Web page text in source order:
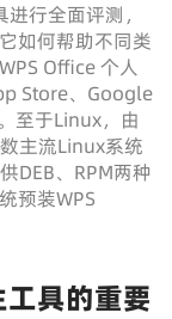
行全面评测，
如何帮助不同类
Office 个人
Store、Google
至于Linux，由
主流Linux系统
DEB、RPM两种
预装WPS
具的重要